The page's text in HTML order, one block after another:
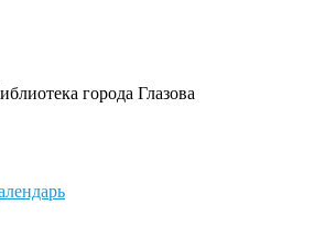
города Глазова